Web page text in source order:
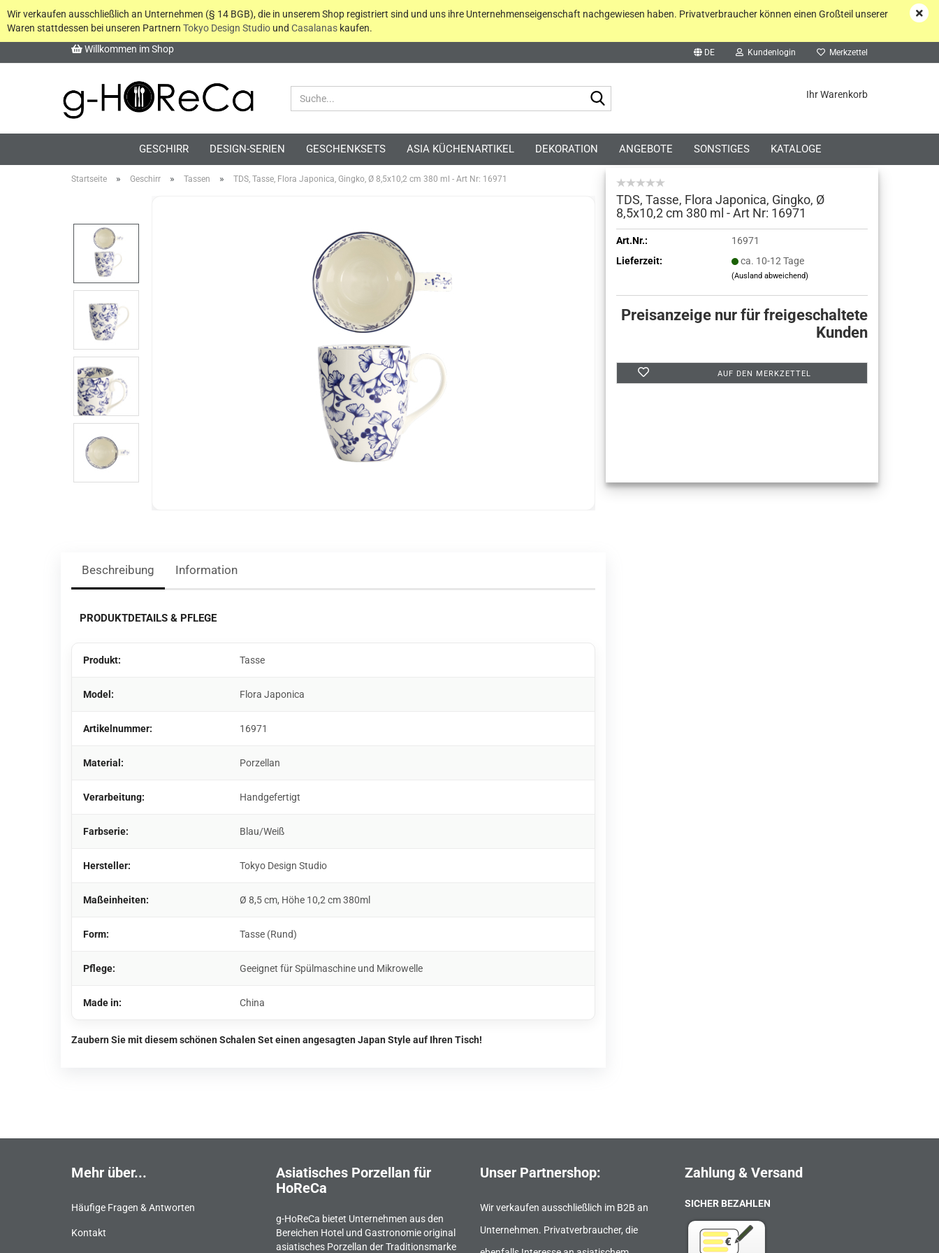
Willkommen im Shop DE Kundenlogin
Konto erstellen
Passwort vergessen?
Merkzettel
Ihr Warenkorb
Wir verkaufen ausschließlich an Unternehmen (§ 14 BGB), die in unserem Shop registriert sind und uns ihre Unternehmenseigenschaft nachgewiesen haben. Privatverbraucher können einen Großteil unserer
Waren stattdessen bei unseren Partnern Tokyo Design Studio und Casalanas kaufen.
GESCHIRR DESIGN-SERIEN GESCHENKSETS ASIA KÜCHENARTIKEL DEKORATION ANGEBOTE SONSTIGES KATALOGE
Startseite » Geschirr » Tassen » TDS, Tasse, Flora Japonica, Gingko, Ø 8,5x10,2 cm 380 ml - Art Nr: 16971
TDS, Tasse, Flora Japonica, Gingko, Ø
8,5x10,2 cm 380 ml - Art Nr: 16971
Art.Nr.:
16971
Lieferzeit:
ca. 10-12 Tage
(Ausland abweichend)
Preisanzeige nur für freigeschaltete
Kunden
AUF DEN MERKZETTEL
Beschreibung Information
PRODUKTDETAILS & PFLEGE
Produkt: Tasse
Model: Flora Japonica
Artikelnummer: 16971
Material: Porzellan
Verarbeitung: Handgefertigt
Farbserie: Blau/Weiß
Hersteller: Tokyo Design Studio
Maßeinheiten: Ø 8,5 cm, Höhe 10,2 cm 380ml
Form: Tasse (Rund)
Pflege: Geeignet für Spülmaschine und Mikrowelle
Made in: China
Zaubern Sie mit diesem schönen Schalen Set einen angesagten Japan Style auf Ihren Tisch!
Mehr über...
Häufige Fragen & Antworten
Kontakt
Asiatisches Porzellan für
HoReCa
g-HoReCa bietet Unternehmen aus den
Bereichen Hotel und Gastronomie original
asiatisches Porzellan der Traditionsmarke
Unser Partnershop:
Wir verkaufen ausschließlich im B2B an
Unternehmen. Privatverbraucher, die
Zahlung & Versand
SICHER BEZAHLEN